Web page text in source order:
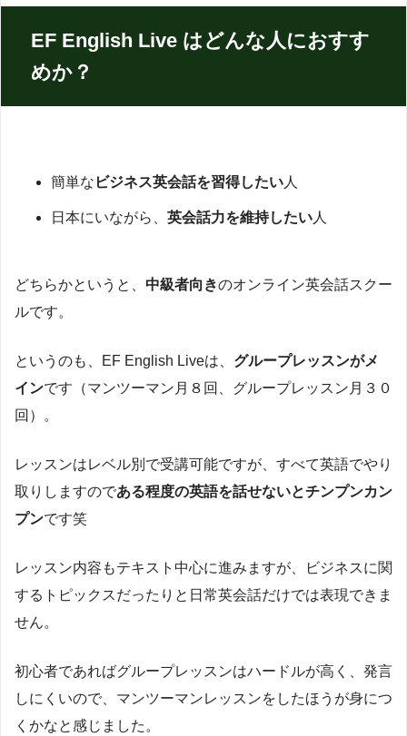
EF English Live はどんな人におすす
めか？
簡単な ビジネス英会話を習得したい人
日本にいながら、 英会話力を維持したい人
どちらかというと、 中級者向きのオンライン英会話スクー
ルです。
というのも、EF English Liveは、 グループレッスンがメ
インです（マンツーマン月８回、グループレッスン月３０
回）。
レッスンはレベル別で受講可能ですが、すべて英語でやり
取りしますのである程度の英語を話せないとチンプンカン
プンです笑
レッスン内容もテキスト中心に進みますが、ビジネスに関
するトピックスだったりと日常英会話だけでは表現できま
せん。
初心者であればグループレッスンはハードルが高く、発言
しにくいので、マンツーマンレッスンをしたほうが身につ
くかなと感じました。